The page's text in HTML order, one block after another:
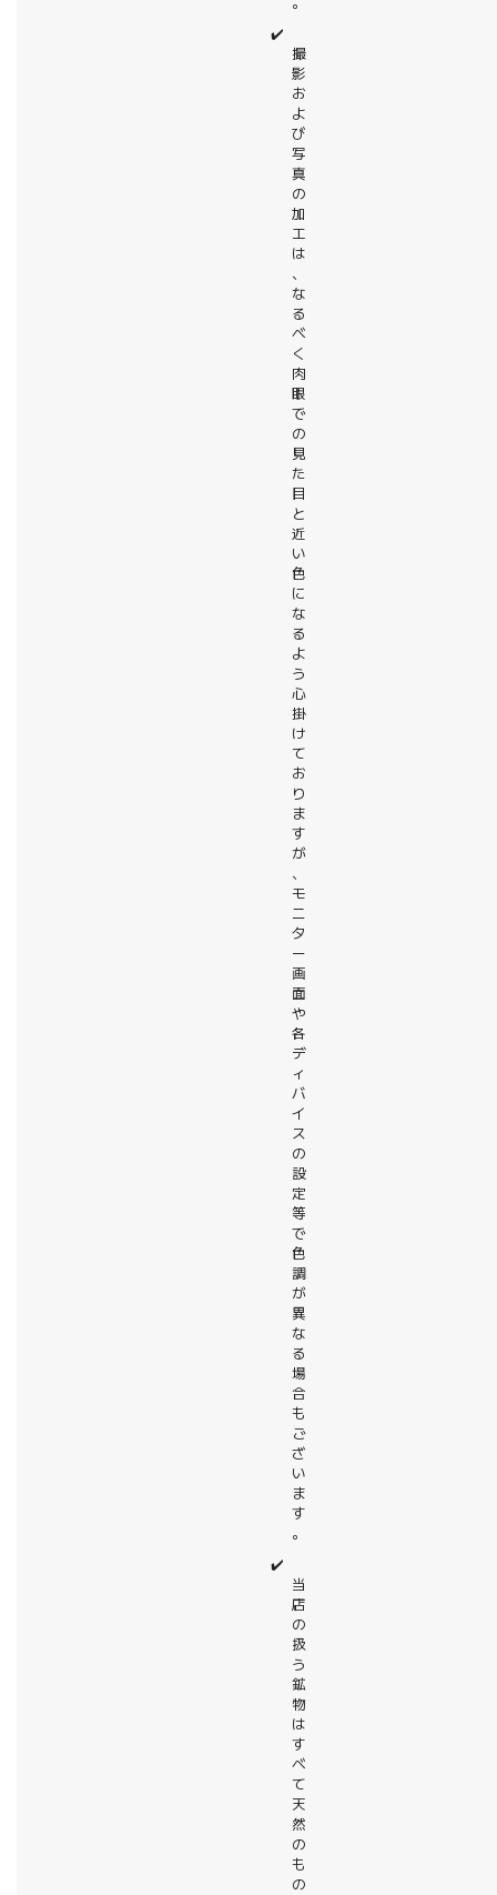
✔️
撮
影
お
よ
び
写
真
の
加
工
は
、
な
る
べ
く
肉
眼
で
の
見
た
目
と
近
い
色
に
な
る
よ
う
心
掛
け
て
お
り
ま
す
が
、
モ
ニ
タ
ー
画
面
や
各
デ
ィ
バ
イ
ス
の
設
定
等
で
色
調
が
異
な
る
場
合
も
ご
ざ
い
ま
す
。
✔️
当
店
の
扱
う
鉱
物
は
す
べ
て
天
然
の
も
の